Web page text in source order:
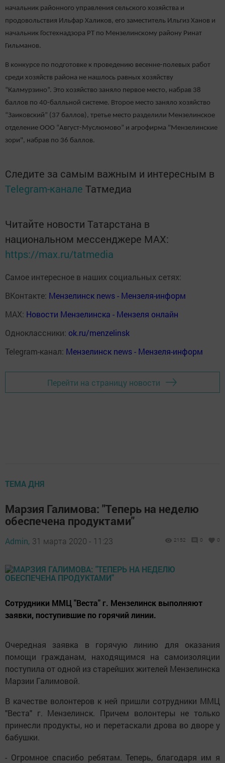
начальник районного управления сельского хозяйства и
продовольствия Ильфар Халиков, его заместитель Ильгиз Ханов и
начальник Гостехнадзора РТ по Мензелинскому району Ринат
Гильманов.
В конкурсе по подготовке к проведению весенне-полевых работ
среди хозяйств района не нашлось равных хозяйству
“Калмурзино”. Это хозяйство заняло первое место, набрав 38
баллов по 40-балльной системе. Второе место заняло хозяйство
“Заиковский” (37 баллов), третье место разделили Мензелинское
отделение ООО “Август-Муслюмово” и агрофирма "Мензелинские
зори", набрав по 36 баллов.
Следите за самым важным и интересным в
Telegram-канале Татмедиа
Читайте новости Татарстана в
национальном мессенджере MАХ:
https://max.ru/tatmedia
Самое интересное в наших социальных сетях:
ВКонтакте: Мензелинск news - Мензеля-информ
MAX: Новости Мензелинска - Мензеля онлайн
Одноклассники: ok.ru/menzelinsk
Telegram-канал: Мензелинск news - Мензеля-информ
Перейти на страницу новости
ТЕМА ДНЯ
Марзия Галимова: "Теперь на неделю
обеспечена продуктами"
Admin, 31 марта 2020 - 11:23 2152 0 0
Сотрудники ММЦ "Веста" г. Мензелинск выполняют
заявки, поступившие по горячий линии.
Очередная заявка в горячую линию для оказания
помощи гражданам, находящимся на самоизоляции
поступила от одной из старейших жителей Мензелинска
Марзии Галимовой.
В качестве волонтеров к ней пришли сотрудники ММЦ
"Веста" г. Мензелинск. Причем волонтеры не только
принесли продукты, но и перетаскали дрова во дворе у
бабушки.
- Огромное спасибо ребятам. Теперь, благодаря им я